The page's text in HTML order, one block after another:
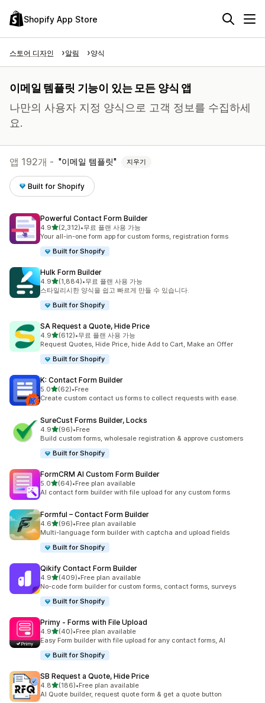
Shopify App Store
스토어 디자인 알림 양식
이메일 템플릿 기능이 있는 모든 양식 앱
나만의 사용자 지정 양식으로 고객 정보를 수집하세
요.
앱 192개 - 이메일 템플릿 지우기
Built for Shopify
Powerful Contact Form Builder
4.9별 5개 중
(2,312)
총 리뷰 2312개
•무료 플랜 사용 가능
Your all-in-one form app for custom forms, registration forms
Built for Shopify
Hulk Form Builder
4.9별 5개 중
(1,884)
총 리뷰 1884개
•무료 플랜 사용 가능
스타일리시한 양식을 쉽고 빠르게 만들 수 있습니다.
Built for Shopify
SA Request a Quote, Hide Price
4.9별 5개 중
(612)
총 리뷰 612개
•무료 플랜 사용 가능
Request Quotes, Hide Price, hide Add to Cart, Make an Offer
Built for Shopify
K: Contact Form Builder
5.0별 5개 중
(62)
총 리뷰 62개
•Free
Create custom contact us forms to collect requests with ease.
SureCust Forms Builder, Locks
4.9별 5개 중
(96)
총 리뷰 96개
•Free
Build custom forms, wholesale registration & approve customers
Built for Shopify
FormCRM AI Custom Form Builder
5.0별 5개 중
(64)
총 리뷰 64개
•Free plan available
AI contact form builder with file upload for any custom forms
Formful – Contact Form Builder
4.6별 5개 중
(96)
총 리뷰 96개
•Free plan available
Multi-language form builder with captcha and upload fields
Built for Shopify
Qikify Contact Form Builder
4.9별 5개 중
(409)
총 리뷰 409개
•Free plan available
No-code form builder for custom forms, contact forms, surveys
Built for Shopify
Primy ‑ Forms with File Upload
4.9별 5개 중
(40)
총 리뷰 40개
•Free plan available
Easy Form builder with file upload for any contact forms, AI
Built for Shopify
SB Request a Quote, Hide Price
4.8별 5개 중
(186)
총 리뷰 186개
•Free plan available
AI Quote builder, request quote form & get a quote button